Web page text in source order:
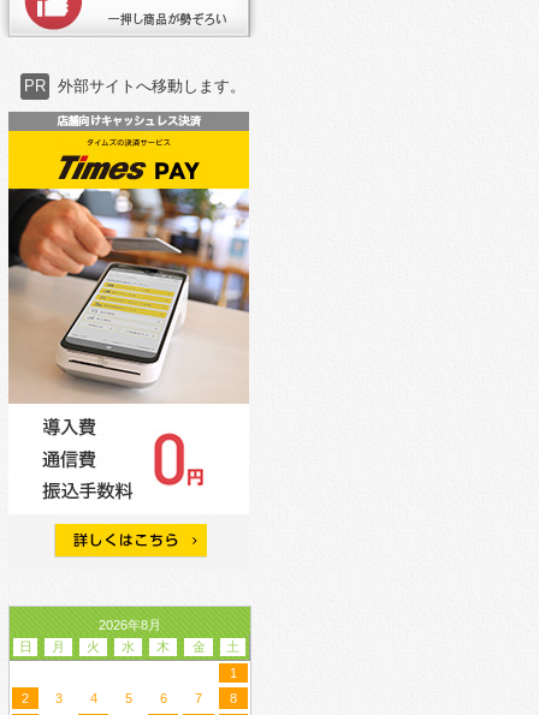
PR 外部サイトへ移動します。
2026年8月
日
月 火 水 木 金
土
1
2
3 4 5 6 7
8